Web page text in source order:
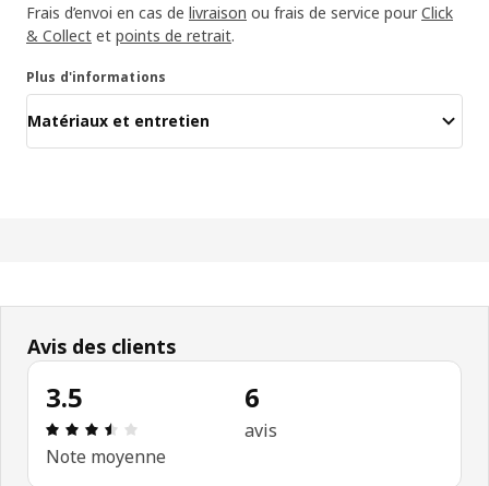
Frais d’envoi en cas de livraison ou frais de service pour Click
& Collect et points de retrait.
Plus d'informations
Matériaux et entretien
Avis des clients
3.5
Avis: 3.5 sur 5 étoiles. Nombre total d’avis: 6
Note moyenne
6
avis